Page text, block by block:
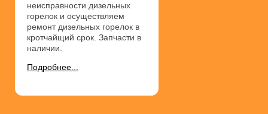
неисправности дизельных
горелок и осуществляем
ремонт дизельных горелок в
кротчайщий срок. Запчасти в
наличии.
Подробнее...